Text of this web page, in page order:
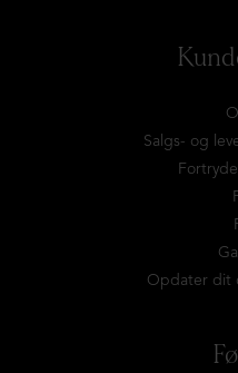
Salgs- og
Opdater dit